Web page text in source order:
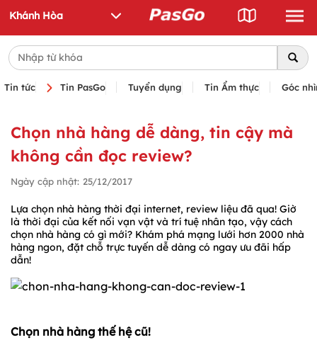
Tin tức Tin PasGo Tuyển dụng Tin Ẩm thực Góc
Chọn nhà hàng dễ dàng, tin cậy mà
không cần đọc review?
Ngày cập nhật: 25/12/2017
Lựa chọn nhà hàng thời đại internet, review liệu đã qua! Giờ
là thời đại của kết nối vạn vật và trí tuệ nhân tạo, vậy cách
chọn nhà hàng có gì mới? Khám phá mạng lưới hơn 2000 nhà
hàng ngon, đặt chỗ trực tuyến dễ dàng có ngay ưu đãi hấp
dẫn!
Chọn nhà hàng thế hệ cũ!